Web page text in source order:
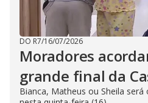
DO R7/16/07/2026
Moradores
grande final da
Bianca, Matheus ou Sheila